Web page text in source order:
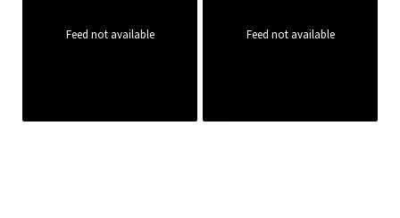
Feed not available Feed not available